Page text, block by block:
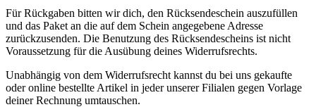
Für Rückgaben bitten wir dich, den Rücksendeschein auszufüllen
und das Paket an die auf dem Schein angegebene Adresse
zurückzusenden. Die Benutzung des Rücksendescheins ist nicht
Voraussetzung für die Ausübung deines Widerrufsrechts.
Unabhängig von dem Widerrufsrecht kannst du bei uns gekaufte
oder online bestellte Artikel in jeder unserer Filialen gegen Vorlage
deiner Rechnung umtauschen.